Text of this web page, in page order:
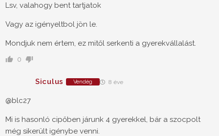
Lsv, valahogy bent tartjatok
Vagy az igényeltbol jön le.
Mondjuk nem értem, ez mitől serkenti a gyerekvállalást.
0
Siculus Vendég 8 éve
@blc27
Mi is hasonló cipőben járunk 4 gyerekkel, bár a szocpolt
még sikerült igénybe venni.